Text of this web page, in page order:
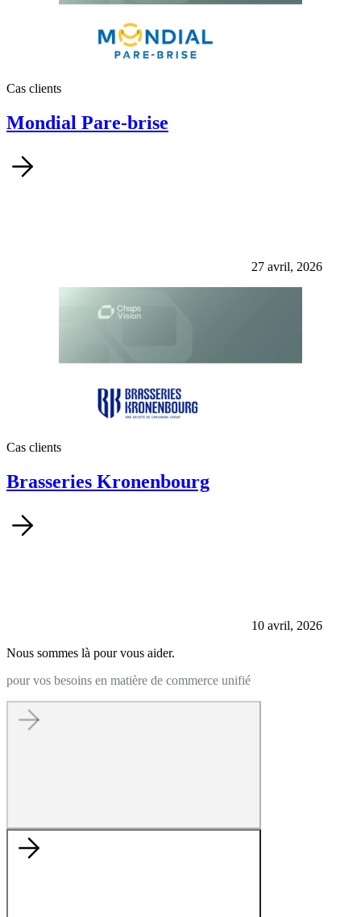
Cas clients
Mondial Pare-brise
27 avril, 2026
Cas clients
Brasseries Kronenbourg
10 avril, 2026
Nous sommes là pour vous aider.
pour vos besoins en matière de commerce unifié